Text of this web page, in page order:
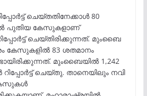
ചെയ്തതിനേക്കാൾ 80
പുതിയ കേസുകളാണ്
ചെയ്തിരിക്കുന്നത്. മുംബൈ
കേസുകളിൽ 83 ശതമാനം
മുംബൈയിൽ 1,242
ചെയ്തു. താനെയിലും നവി